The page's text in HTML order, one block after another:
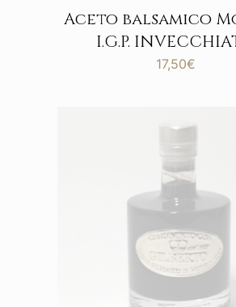
Aceto balsamico
I.G.P.
17,50€